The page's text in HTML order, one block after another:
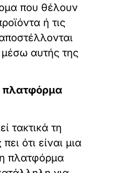
που θέλουν
ή τις
αυτής της
πλατφόρμα
τακτικά τη
ότι είναι μια
πλατφόρμα